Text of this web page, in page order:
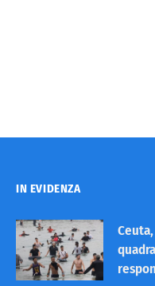
IN EVIDENZA